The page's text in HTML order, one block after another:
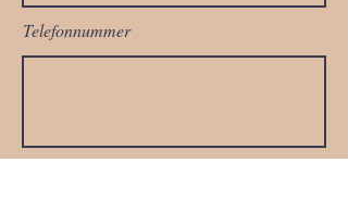
Telefonnummer
Email